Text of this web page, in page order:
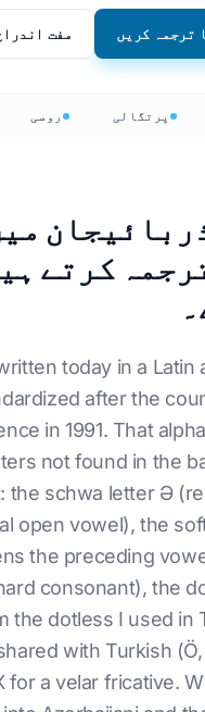
ترجمہ کریں مفت
پرتگالی روسی
کرتے
today in a Latin
after the
in 1991. That
not found in the
the schwa letter Ə
open vowel), the
the preceding
consonant), the
the dotless I used in
with Turkish (Ö,
for a velar fricative.